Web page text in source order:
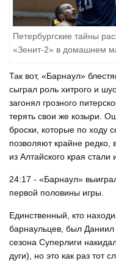
Петербургские тайны
«Зенит-2» в домашнем
Так вот, «Барнаул»
сыграл роль хитрого и
загонял грозного
терять свои же козыри.
броски, которые по ходу
позволяют крайне редко,
из Алтайского края стали
24:17 - «Барнаул»
первой половины игры.
Единственный, кто
барнаульцев, был
сезона Суперлиги
дуги), но это как раз тот